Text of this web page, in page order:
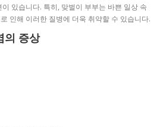
있습니다. 특히, 맞벌이 부부는 바쁜 일상 속
인해 이러한 질병에 더욱 취약할 수 있습니다.
의 증상